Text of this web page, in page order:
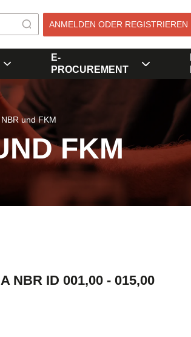
ANMELDEN ODER REGISTRIEREN
E-
PROCUREMENT
und FKM
FKM
NBR ID 001,00 - 015,00